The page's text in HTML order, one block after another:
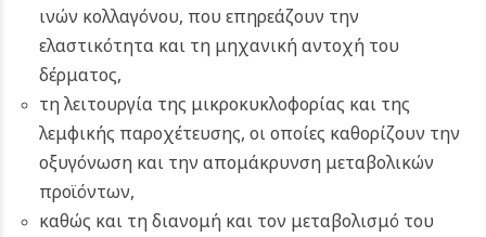
ινών κολλαγόνου, που επηρεάζουν την
ελαστικότητα και τη μηχανική αντοχή του
δέρματος,
τη λειτουργία της μικροκυκλοφορίας και της
λεμφικής παροχέτευσης, οι οποίες καθορίζουν την
οξυγόνωση και την απομάκρυνση μεταβολικών
προϊόντων,
καθώς και τη διανομή και τον μεταβολισμό του